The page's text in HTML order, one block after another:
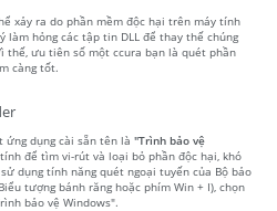
xảy ra do phần mềm độc hại trên máy tính
làm hỏng các tập tin DLL để thay thế chúng
thế, ưu tiên số một ccura bạn là quét phần
càng tốt.
ứng dụng cài sẵn tên là "Trình bảo vệ
để tìm vi-rút và loại bỏ phần độc hại, khó
dụng tính năng quét ngoại tuyến của Bộ bảo
tượng bánh răng hoặc phím Win + I), chọn
bảo vệ Windows".